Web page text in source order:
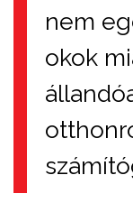
nem
okok